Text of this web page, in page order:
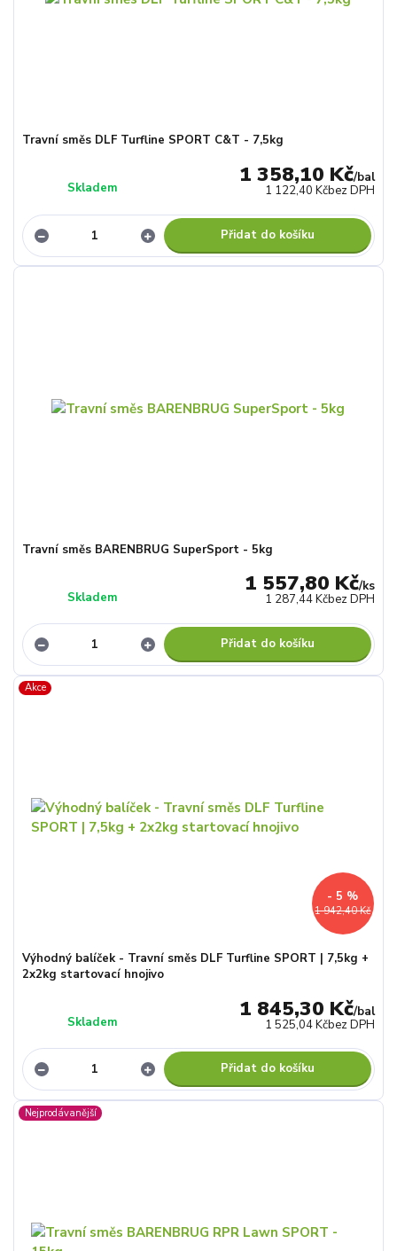
Travní směs DLF Turfline SPORT C&T - 7,5kg
1 358,10 Kč/bal
1 122,40 Kčbez DPH
Skladem
Přidat do košíku
Travní směs BARENBRUG SuperSport - 5kg
1 557,80 Kč/ks
1 287,44 Kčbez DPH
Skladem
Přidat do košíku
Akce
1 942,40 Kč
- 5 %
Výhodný balíček - Travní směs DLF Turfline SPORT | 7,5kg +
2x2kg startovací hnojivo
1 845,30 Kč/bal
1 525,04 Kčbez DPH
Skladem
Přidat do košíku
Nejprodávanější